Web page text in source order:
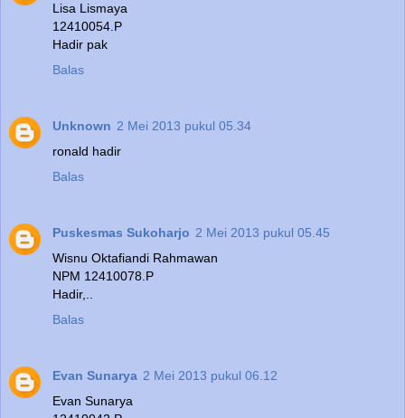
Lisa Lismaya
12410054.P
Hadir pak
Balas
Unknown 2 Mei 2013 pukul 05.34
ronald hadir
Balas
Puskesmas Sukoharjo 2 Mei 2013 pukul 05.45
Wisnu Oktafiandi Rahmawan
NPM 12410078.P
Hadir,..
Balas
Evan Sunarya 2 Mei 2013 pukul 06.12
Evan Sunarya